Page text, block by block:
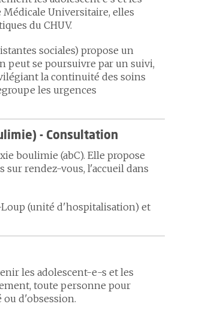
Universitaire, elles
du CHUV.
sociales) propose un
peut se poursuivre par un suivi,
la continuité des soins
les urgences
- Consultation
boulimie (abC). Elle propose
rendez-vous, l'accueil dans
Loup (unité d'hospitalisation) et
les adolescent-e-s et les
toute personne pour
d'obsession.